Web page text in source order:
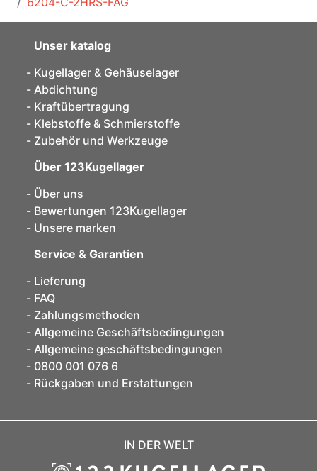
Unser katalog
Kugellager & Gehäuselager
Abdichtung
Kraftübertragung
Klebstoffe & Schmierstoffe
Zubehör und Werkzeuge
Über 123Kugellager
Über uns
Bewertungen 123Kugellager
Unsere marken
Service & Garantien
Lieferung
FAQ
Zahlungsmethoden
Allgemeine Geschäftsbedingungen
Allgemeine geschäftsbedingungen
0800 001 076 6
Rückgaben und Erstattungen
IN DER WELT